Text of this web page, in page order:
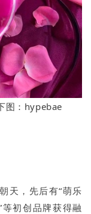
图：hypebae
天，先后有“萌乐
等初创品牌获得融